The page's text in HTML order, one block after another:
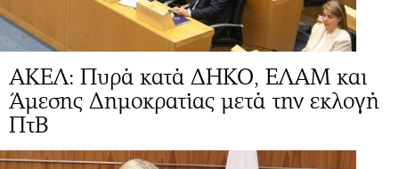
ΑΚΕΛ: Πυρά κατά ΔΗΚΟ, ΕΛΑΜ και
Άμεσης Δημοκρατίας μετά την εκλογή
ΠτΒ